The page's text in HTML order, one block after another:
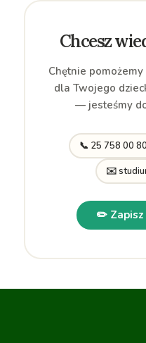
Chcesz
Chętnie
dla Twojego
— jesteśmy
📞 25 758 00 80
✉️
✏️ Zapisz